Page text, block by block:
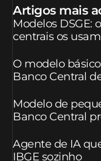
Artigos mais
Modelos DSGE:
centrais os usam
O modelo
Banco Central
Modelo de
Banco Central
Agente de IA
IBGE sozinho